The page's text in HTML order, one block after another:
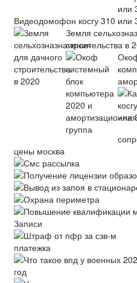
Видеодомофон косгу 310 или
Земля
строительства в
цены москва
Смс рассылка
Получение лицензии
Вывод из запоя в
Охрана периметра
Повышение квалификации
Записи